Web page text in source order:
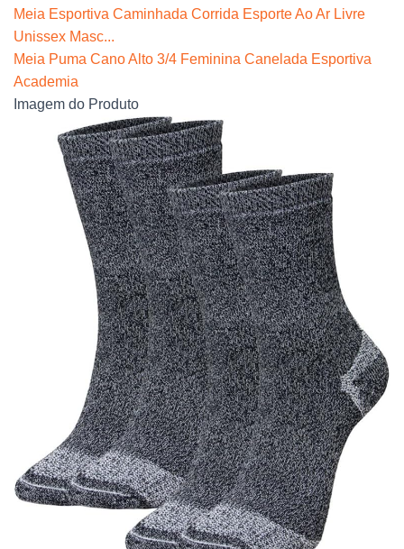
Meia Esportiva Caminhada Corrida Esporte Ao Ar Livre
Unissex Masc...
Meia Puma Cano Alto 3/4 Feminina Canelada Esportiva
Academia
Imagem do Produto